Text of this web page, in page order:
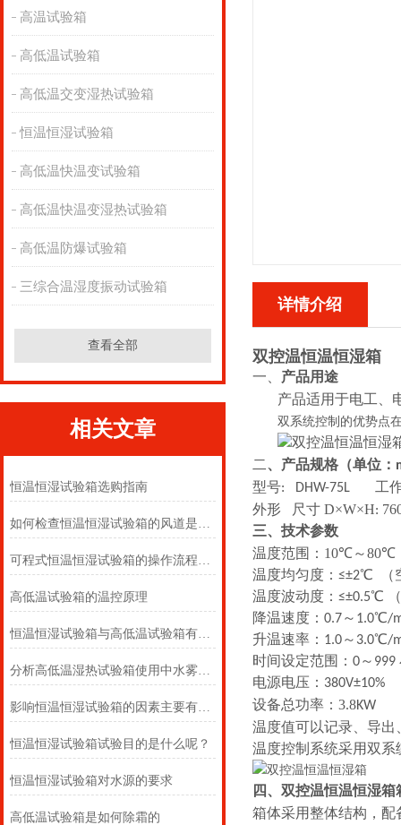
高温试验箱
高低温试验箱
高低温交变湿热试验箱
恒温恒湿试验箱
高低温快温变试验箱
高低温快温变湿热试验箱
高低温防爆试验箱
三综合温湿度振动试验箱
查看全部
相关文章
恒温恒湿试验箱选购指南
如何检查恒温恒湿试验箱的风道是否堵塞？
可程式恒温恒湿试验箱的操作流程和使用规范
高低温试验箱的温控原理
恒温恒湿试验箱与高低温试验箱有什么区别？
分析高低温湿热试验箱使用中水雾产生原因奥科
影响恒温恒湿试验箱的因素主要有哪些
恒温恒湿试验箱试验目的是什么呢？
恒温恒湿试验箱对水源的要求
高低温试验箱是如何除霜的
详情介绍
双控温恒温恒湿箱
一、 产品用途
产品适用于电工、
双系统控制的优势点
二、产品规格（单位：
型号: DHW-75L
工
外形
尺寸 D×W×H:
三、技术参数
温度范围： 10℃～80℃
温度均匀度：≤±2℃ （
温度波动度：≤±0.5℃
降温速度：0.7～1.0℃/
升温速率：1.0～3.0℃/
时间设定范围：0～999
电源电压：380V±10%
设备总功率： 3.8KW
温度值可以记录、导出
温度控制系统采用双系
四、双控温恒温恒湿箱
箱体采用整体结构 ，